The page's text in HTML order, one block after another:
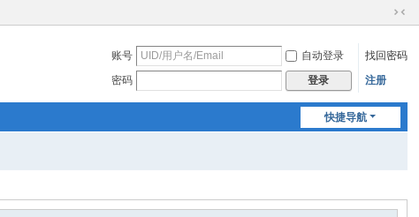
切
到
账号 自动登录
找回密码
密码
登录 注册
快捷导航